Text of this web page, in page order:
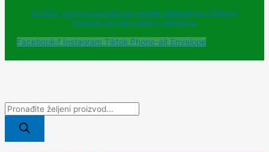
© 2025 - Sva prava zadržava Apoteke "Belladonna" Trebinje |
Powered and designed by Webherzz
Facebook-f Instagram Tiktok Phone-alt Envelope